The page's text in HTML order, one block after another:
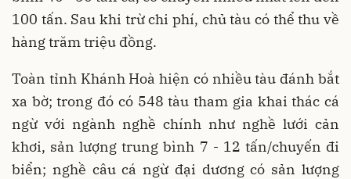
100 tấn. Sau khi trừ chi phí, chủ tàu có thể thu về
hàng trăm triệu đồng.
Toàn tỉnh Khánh Hoà hiện có nhiều tàu đánh bắt
xa bờ; trong đó có 548 tàu tham gia khai thác cá
ngừ với ngành nghề chính như nghề lưới cản
khơi, sản lượng trung bình 7 - 12 tấn/chuyến đi
biển; nghề câu cá ngừ đại dương có sản lượng